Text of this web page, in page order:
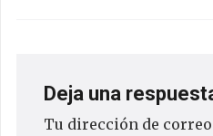
Deja una
Tu dirección de